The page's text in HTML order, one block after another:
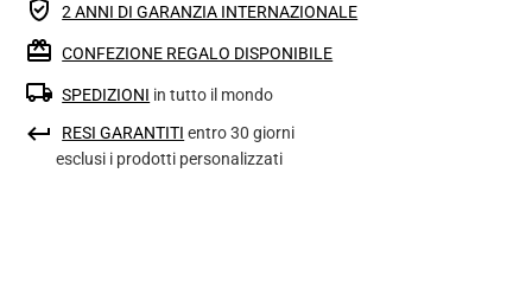
2 ANNI DI GARANZIA INTERNAZIONALE
CONFEZIONE REGALO DISPONIBILE
SPEDIZIONI in tutto il mondo
RESI GARANTITI entro 30 giorni
esclusi i prodotti personalizzati